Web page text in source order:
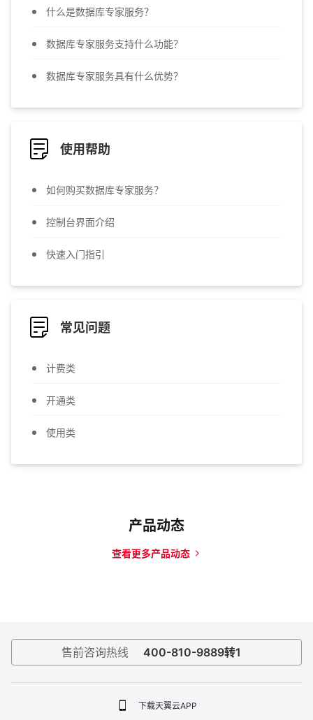
什么是数据库专家服务？
数据库专家服务支持什么功能？
数据库专家服务具有什么优势？
使用帮助
如何购买数据库专家服务？
控制台界面介绍
快速入门指引
常见问题
计费类
开通类
使用类
产品动态
查看更多产品动态
售前咨询热线 400-810-9889转1
下载天翼云APP